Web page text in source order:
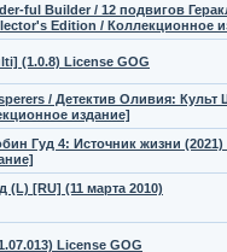
ful Builder / 12 подвигов
Edition / Коллекционное
(1.0.8) License GOG
/ Детектив Оливия: Культ
издание]
Гуд 4: Источник жизни
[RU] (11 марта 2010)
License GOG